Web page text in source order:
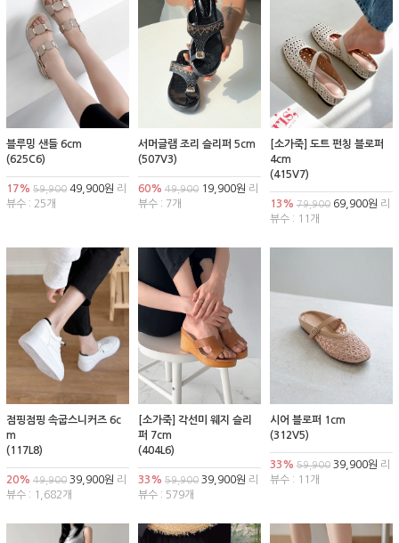
블루밍 샌들 6cm
(625C6)
17% 59,900 49,900원 리
뷰수 : 25개
서머글램 조리 슬리퍼 5cm
(507V3)
60% 49,90019,900원 리
뷰수 : 7개
[소가죽] 도트 펀칭 블로퍼
4cm
(415V7)
13% 79,90069,900원 리
뷰수 : 11개
점핑점핑 속굽스니커즈 6c
m
(117L8)
20% 49,900 39,900원 리
뷰수 : 1,682개
[소가죽] 각선미 웨지 슬리
퍼 7cm
(404L6)
33% 59,90039,900원 리
뷰수 : 579개
시어 블로퍼 1cm
(312V5)
33% 59,90039,900원 리
뷰수 : 11개